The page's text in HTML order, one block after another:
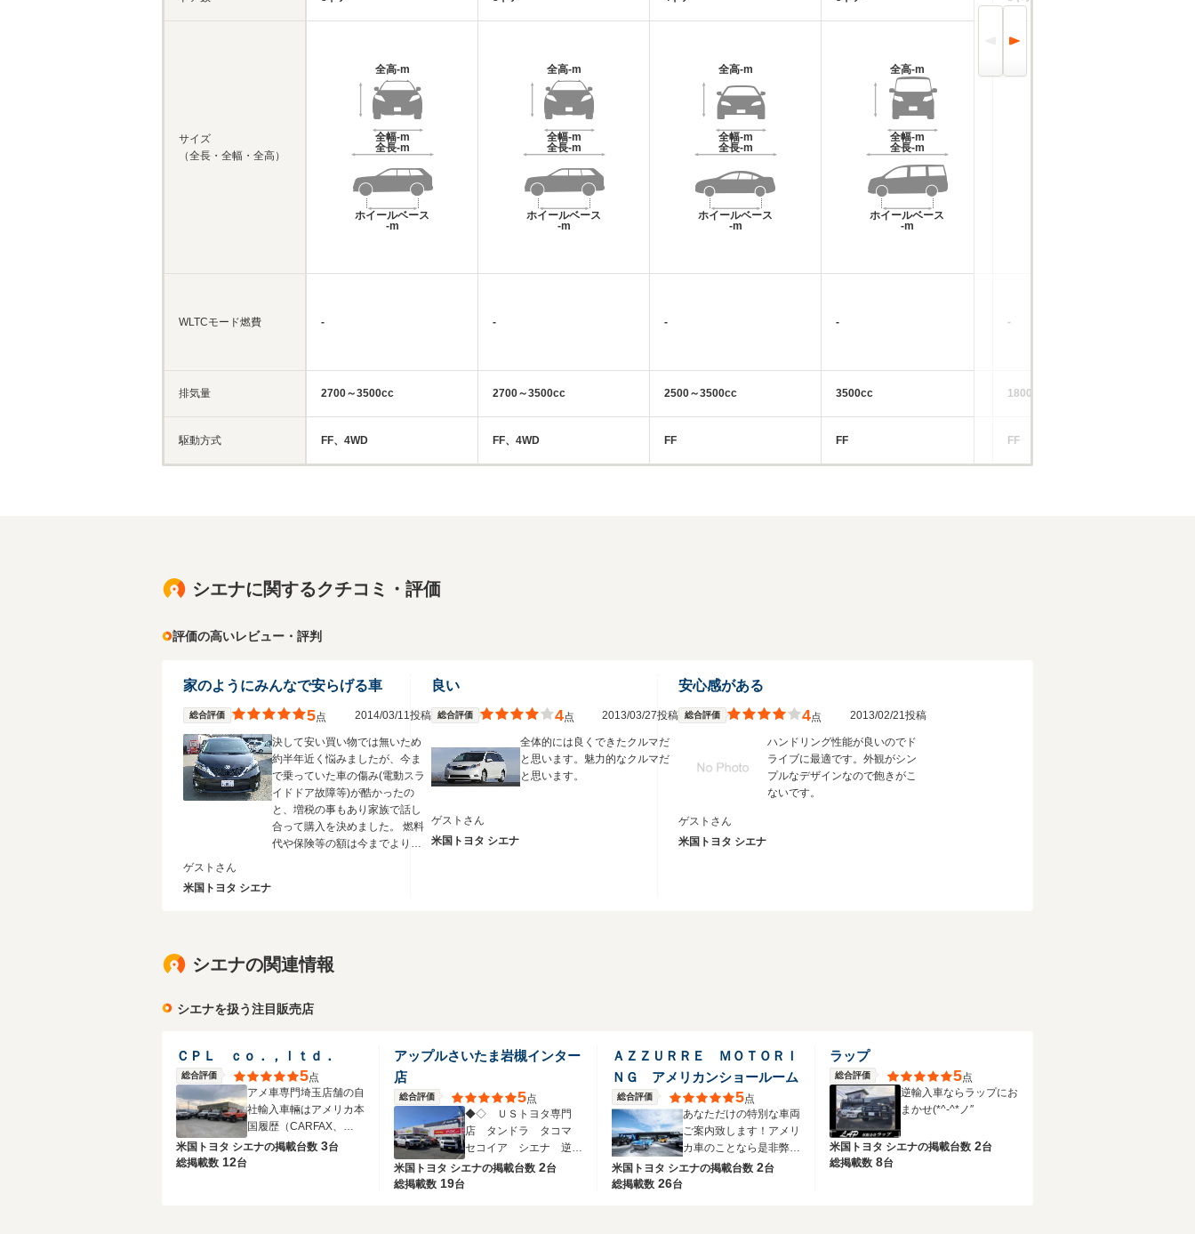
サイズ
（全長・全幅・全高）
WLTCモード燃費
排気量
駆動方式
全高-m
全幅-m
全長-m
ホイールベース
-m
-
2700～3500cc
FF、4WD
全高-m
全幅-m
全長-m
ホイールベース
-m
-
2700～3500cc
FF、4WD
全高-m
全幅-m
全長-m
ホイールベース
-m
-
2500～3500cc
FF
全高-m
全幅-m
全長-m
ホイールベース
-m
-
3500cc
FF
-
1800cc
FF
シエナに関するクチコミ・評価
評価の高いレビュー・評判
家のようにみんなで安らげる車
総合評価 5点 2014/03/11投稿
決して安い買い物では無いため
約半年近く悩みましたが、今ま
で乗っていた車の傷み(電動スラ
イドドア故障等)が酷かったの
と、増税の事もあり家族で話し
合って購入を決めました。 燃料
代や保険等の額は今までより上
ゲストさん
米国トヨタ シエナ
良い
総合評価 4点 2013/03/27投稿
全体的には良くできたクルマだ
と思います。魅力的なクルマだ
と思います。
ゲストさん
米国トヨタ シエナ
安心感がある
総合評価 4点 2013/02/21投稿
ハンドリング性能が良いのでド
ライブに最適です。外観がシン
プルなデザインなので飽きがこ
ないです。
ゲストさん
米国トヨタ シエナ
シエナの関連情報
シエナを扱う注目販売店
ＣＰＬ ｃｏ．，ｌｔｄ．
総合評価 5点
アメ車専門埼玉店舗の自
社輸入車輛はアメリカ本
国履歴（CARFAX、
AUTOCHECK）確認
米国トヨタ シエナの掲載台数 3台
総掲載数 12台
アップルさいたま岩槻インター
店
総合評価 5点
◆◇ ＵＳトヨタ専門
店 タンドラ タコマ
セコイア シエナ 逆輸
入車◇◆
米国トヨタ シエナの掲載台数 2台
総掲載数 19台
ＡＺＺＵＲＲＥ ＭＯＴＯＲＩ
ＮＧ アメリカンショールーム
総合評価 5点
あなただけの特別な車両
ご案内致します！アメリ
カ車のことなら是非弊社
にお問合せを！
米国トヨタ シエナの掲載台数 2台
総掲載数 26台
ラップ
総合評価 5点
逆輸入車ならラップにお
まかせ(*^-^*ノ″
米国トヨタ シエナの掲載台数 2台
総掲載数 8台